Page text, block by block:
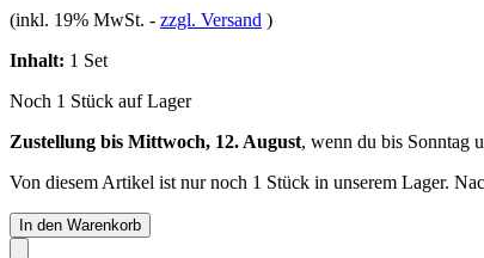
(inkl. 19% MwSt. - zzgl. Versand )
Inhalt: 1 Set
Noch 1 Stück auf Lager
Zustellung bis Mittwoch, 12. August, wenn du bis Sonntag
Von diesem Artikel ist nur noch 1 Stück in unserem Lager.
In den Warenkorb